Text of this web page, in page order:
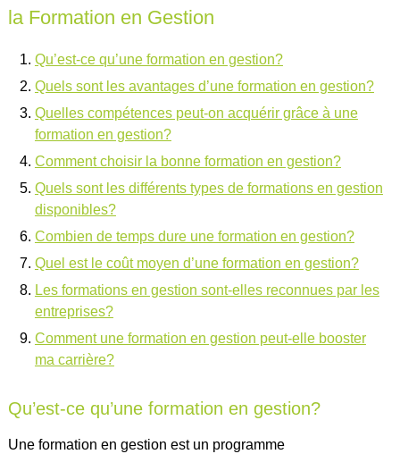
la Formation en Gestion
Qu’est-ce qu’une formation en gestion?
Quels sont les avantages d’une formation en gestion?
Quelles compétences peut-on acquérir grâce à une
formation en gestion?
Comment choisir la bonne formation en gestion?
Quels sont les différents types de formations en gestion
disponibles?
Combien de temps dure une formation en gestion?
Quel est le coût moyen d’une formation en gestion?
Les formations en gestion sont-elles reconnues par les
entreprises?
Comment une formation en gestion peut-elle booster
ma carrière?
Qu’est-ce qu’une formation en gestion?
Une formation en gestion est un programme